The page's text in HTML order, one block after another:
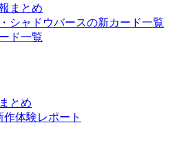
まとめ
シャドウバースの新カード一覧
ド一覧
とめ
体験レポート